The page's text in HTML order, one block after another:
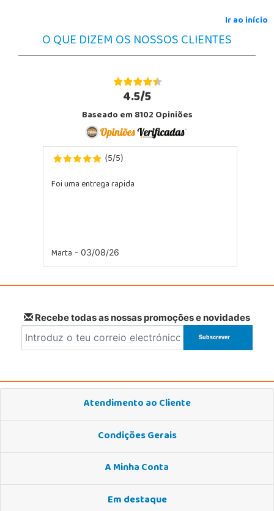
Ir ao início
O QUE DIZEM OS NOSSOS CLIENTES
4.5/5
Baseado em 8102 Opiniões
(5/5)
Foi uma entrega rapida
Marta - 03/08/26
Recebe todas as nossas promoções e novidades
Atendimento ao Cliente
Condições Gerais
A Minha Conta
Em destaque